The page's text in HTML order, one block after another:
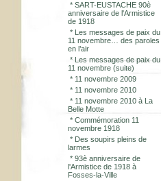
* SART-EUSTACHE 90è
anniversaire de l'Armistice
de 1918
* Les messages de paix du
11 novembre… des paroles
en l’air
* Les messages de paix du
11 novembre (suite)
* 11 novembre 2009
* 11 novembre 2010
* 11 novembre 2010 à La
Belle Motte
* Commémoration 11
novembre 1918
* Des soupirs pleins de
larmes
* 93è anniversaire de
l'Armistice de 1918 à
Fosses-la-Ville